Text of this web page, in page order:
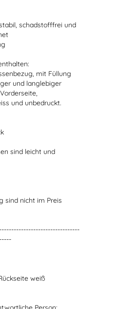
schadstofffrei und
mit Füllung
und langlebiger
und unbedruckt.
sind leicht und
sind nicht im Preis
weiß